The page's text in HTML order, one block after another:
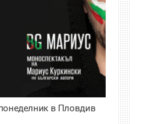
в Пловдив